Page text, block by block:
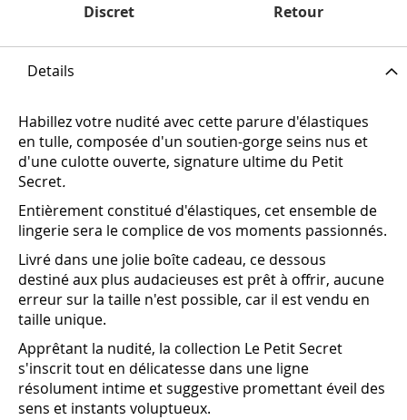
Discret
Retour
Details
Habillez votre nudité avec cette parure d'élastiques
en tulle, composée d'un soutien-gorge seins nus et
d'une culotte ouverte, signature ultime du Petit
Secret.
Entièrement constitué d'élastiques, cet ensemble de
lingerie sera le complice de vos moments passionnés.
Livré dans une jolie boîte cadeau, ce dessous
destiné aux plus audacieuses est prêt à offrir, aucune
erreur sur la taille n'est possible, car il est vendu en
taille unique.
Apprêtant la nudité, la collection Le Petit Secret
s'inscrit tout en délicatesse dans une ligne
résolument intime et suggestive promettant éveil des
sens et instants voluptueux.